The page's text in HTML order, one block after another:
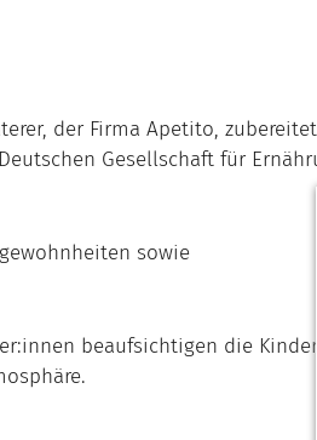
der Firma Apetito,
Gesellschaft für
sowie
beaufsichtigen die